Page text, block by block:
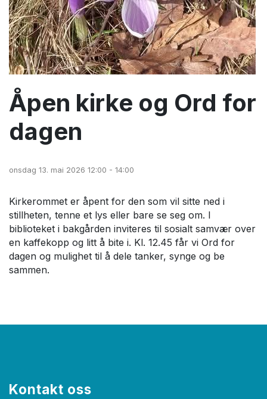
Åpen kirke og Ord for
dagen
onsdag 13. mai 2026 12:00 - 14:00
Kirkerommet er åpent for den som vil sitte ned i
stillheten, tenne et lys eller bare se seg om. I
biblioteket i bakgården inviteres til sosialt samvær over
en kaffekopp og litt å bite i. Kl. 12.45 får vi Ord for
dagen og mulighet til å dele tanker, synge og be
sammen.
Kontakt oss